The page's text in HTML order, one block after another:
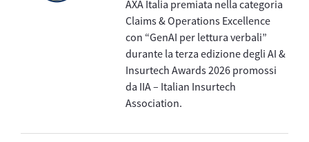
AXA Italia premiata nella categoria
Claims & Operations Excellence
con “GenAI per lettura verbali”
durante la terza edizione degli AI &
Insurtech Awards 2026 promossi
da IIA – Italian Insurtech
Association.